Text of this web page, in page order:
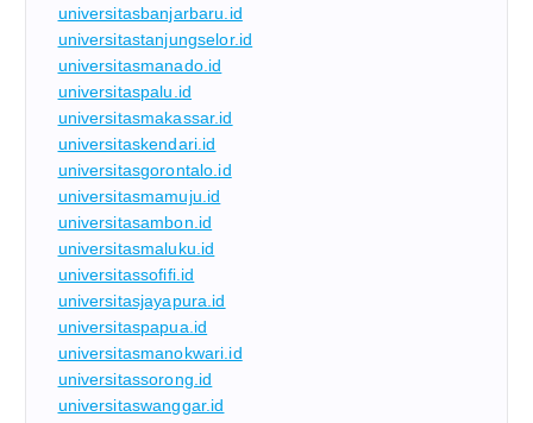
universitasbanjarbaru.id
universitastanjungselor.id
universitasmanado.id
universitaspalu.id
universitasmakassar.id
universitaskendari.id
universitasgorontalo.id
universitasmamuju.id
universitasambon.id
universitasmaluku.id
universitassofifi.id
universitasjayapura.id
universitaspapua.id
universitasmanokwari.id
universitassorong.id
universitaswanggar.id